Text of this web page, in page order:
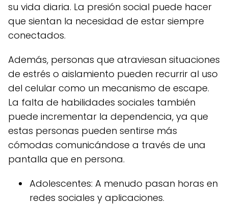
su vida diaria. La presión social puede hacer
que sientan la necesidad de estar siempre
conectados.
Además, personas que atraviesan situaciones
de estrés o aislamiento pueden recurrir al uso
del celular como un mecanismo de escape.
La falta de habilidades sociales también
puede incrementar la dependencia, ya que
estas personas pueden sentirse más
cómodas comunicándose a través de una
pantalla que en persona.
Adolescentes: A menudo pasan horas en
redes sociales y aplicaciones.